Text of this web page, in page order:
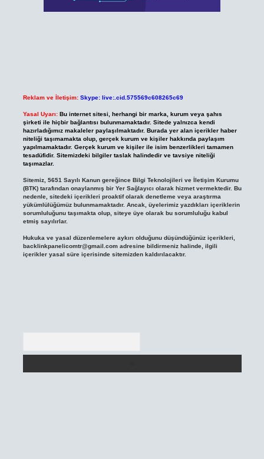
Reklam ve İletişim: Skype: live:.cid.575569c608265c69
Yasal Uyarı: Bu internet sitesi, herhangi bir marka, kurum veya şahıs
şirketi ile hiçbir bağlantısı bulunmamaktadır. Sitede yalnızca kendi
hazırladığımız makaleler paylaşılmaktadır. Burada yer alan içerikler haber
niteliği taşımamakta olup, gerçek kurum ve kişiler hakkında paylaşım
yapılmamaktadır. Gerçek kurum ve kişiler ile isim benzerlikleri tamamen
tesadüfidir. Sitemizdeki bilgiler taslak halindedir ve tavsiye niteliği
taşımazlar.
Sitemiz, 5651 Sayılı Kanun gereğince Bilgi Teknolojileri ve İletişim Kurumu
(BTK) tarafından onaylanmış bir Yer Sağlayıcı olarak hizmet vermektedir. Bu
nedenle, sitedeki içerikleri proaktif olarak denetleme veya araştırma
yükümlülüğümüz bulunmamaktadır. Ancak, üyelerimiz yazdıkları içeriklerin
sorumluluğunu taşımakta olup, siteye üye olarak bu sorumluluğu kabul
etmiş sayılırlar.
Hukuka ve yasal düzenlemelere aykırı olduğunu düşündüğünüz içerikleri,
backlinkpanelicomtr@gmail.comadresine bildirmeniz halinde, ilgili
içerikler yasal süre içerisinde sitemizden kaldırılacaktır.